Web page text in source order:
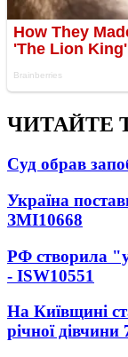
ЧИТАЙТЕ
Суд обрав
Україна
ЗМІ10668
РФ створила
- ISW10551
На Київщині
річної дівчини